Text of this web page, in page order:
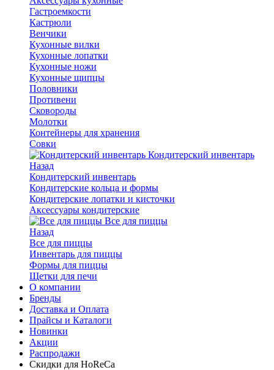
Гастроемкости
Кастрюли
Венчики
Кухонные вилки
Кухонные лопатки
Кухонные ножи
Кухонные щипцы
Половники
Противени
Сковороды
Молотки
Контейнеры для хранения
Совки
Кондитерский инвентарь
Назад
Кондитерский инвентарь
Кондитерские кольца и формы
Кондитерские лопатки и кисточки
Аксессуары кондитерские
Все для пиццы
Назад
Все для пиццы
Инвентарь для пиццы
Формы для пиццы
Щетки для печи
О компании
Бренды
Доставка и Оплата
Прайсы и Каталоги
Новинки
Акции
Распродажи
Скидки для HoReCa